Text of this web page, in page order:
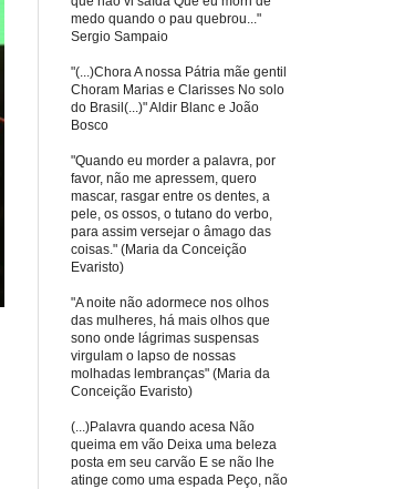
medo quando o pau quebrou..."
Sergio Sampaio
"(...)Chora A nossa Pátria mãe gentil
Choram Marias e Clarisses No solo
do Brasil(...)" Aldir Blanc e João
Bosco
"Quando eu morder a palavra, por
favor, não me apressem, quero
mascar, rasgar entre os dentes, a
pele, os ossos, o tutano do verbo,
para assim versejar o âmago das
coisas." (Maria da Conceição
Evaristo)
"A noite não adormece nos olhos
das mulheres, há mais olhos que
sono onde lágrimas suspensas
virgulam o lapso de nossas
molhadas lembranças" (Maria da
Conceição Evaristo)
(...)Palavra quando acesa Não
queima em vão Deixa uma beleza
posta em seu carvão E se não lhe
atinge como uma espada Peço, não